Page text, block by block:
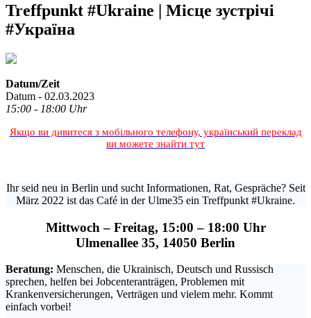
Treffpunkt #Ukraine | Місце зустрічі
#Україна
Datum/Zeit
Datum - 02.03.2023
15:00 - 18:00 Uhr
Якщо ви дивитеся з мобільного телефону, український переклад
ви можете знайти тут
Ihr seid neu in Berlin und sucht Informationen, Rat, Gespräche? Seit
März 2022 ist das Café in der Ulme35 ein Treffpunkt #Ukraine.
Mittwoch – Freitag, 15:00 – 18:00 Uhr
Ulmenallee 35, 14050 Berlin
Beratung: Menschen, die Ukrainisch, Deutsch und Russisch
sprechen, helfen bei Jobcenteranträgen, Problemen mit
Krankenversicherungen, Verträgen und vielem mehr. Kommt
einfach vorbei!